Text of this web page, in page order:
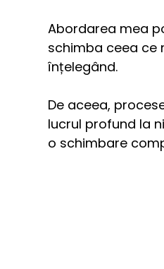
Abordarea mea
schimba ceea ce
înțelegând.
De aceea,
lucrul profund la
o schimbare